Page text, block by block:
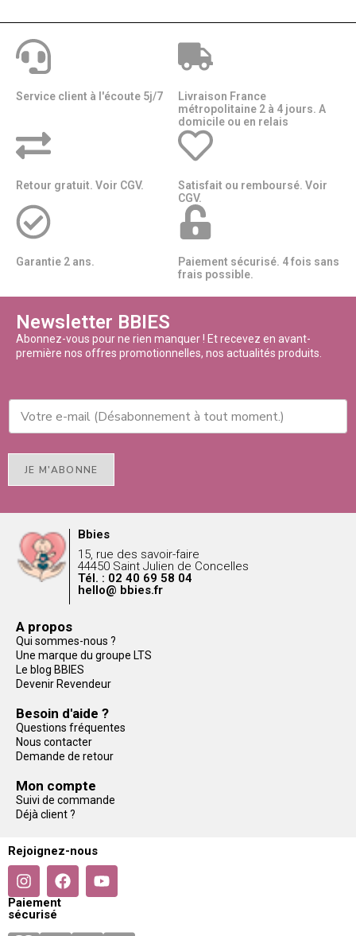
Service client à l'écoute 5j/7
Livraison France
métropolitaine 2 à 4 jours. A
domicile ou en relais​​
Retour gratuit. Voir CGV.
Satisfait ou remboursé. Voir
CGV.
Garantie 2 ans.
Paiement sécurisé. 4 fois sans
frais possible.
Newsletter BBIES
Abonnez-vous pour ne rien manquer ! Et recevez en avant-
première nos offres promotionnelles, nos actualités produits.
JE M'ABONNE
Bbies
15, rue des savoir-faire
44450 Saint Julien de Concelles
Tél. : 02 40 69 58 04
hello@ bbies.fr
A propos
Qui sommes-nous ?
Une marque du groupe LTS
Le blog BBIES
Devenir Revendeur
Besoin d'aide ?
Questions fréquentes
Nous contacter
Demande de retour
Mon compte
Suivi de commande
Déjà client ?
Rejoignez-nous
Paiement
sécurisé